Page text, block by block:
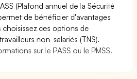
(Plafond annuel de la Sécurité
de bénéficier d'avantages
choisissez ces options de
non-salariés (TNS).
sur le PASS ou le PMSS.